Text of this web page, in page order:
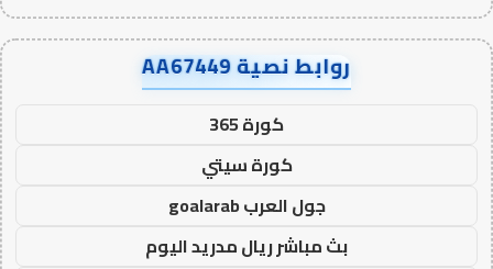
روابط نصية AA67449
كورة 365
كورة سيتي
جول العرب goalarab
بث مباشر ريال مدريد اليوم